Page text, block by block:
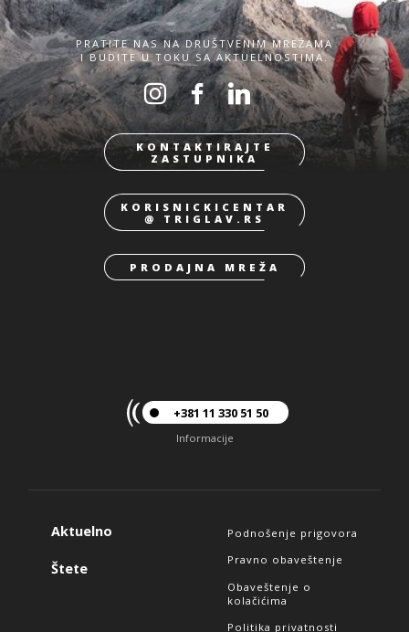
PRATITE NAS NA DRUŠTVENIM MREŽAMA
I BUDITE U TOKU SA AKTUELNOSTIMA.
KONTAKTIRAJTE
ZASTUPNIKA
KORISNICKICENTAR
@ TRIGLAV.RS
PRODAJNA MREŽA
+381 11 330 51 50
Informacije
Aktuelno
Štete
Podnošenje prigovora
Pravno obaveštenje
Obaveštenje o
kolačićima
Politika privatnosti